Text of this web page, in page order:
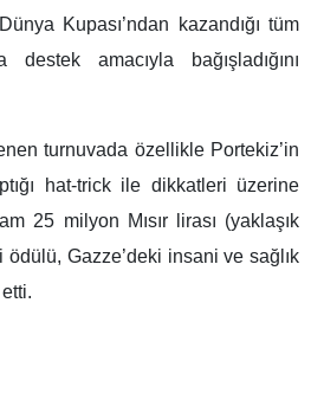
Kupası’ndan kazandığı tüm
amacıyla bağışladığını
turnuvada özellikle Portekiz’in
hat-trick ile dikkatleri üzerine
25 milyon Mısır lirası (yaklaşık
ödülü, Gazze’deki insani ve sağlık